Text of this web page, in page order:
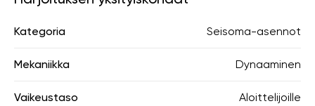
Kategoria Seisoma-asennot
Mekaniikka Dynaaminen
Vaikeustaso Aloittelijoille